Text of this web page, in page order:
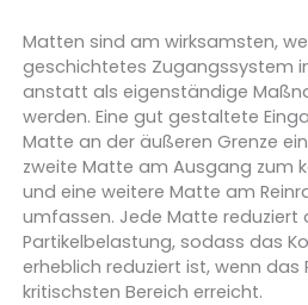
Matten sind am wirksamsten,
geschichtetes Zugangssystem
anstatt als eigenständige
werden. Eine gut gestaltete
Matte an der äußeren Grenze
zweite Matte am Ausgang zum
und eine weitere Matte am
umfassen. Jede Matte reduziert
Partikelbelastung, sodass das
erheblich reduziert ist, wenn das
kritischsten Bereich erreicht.